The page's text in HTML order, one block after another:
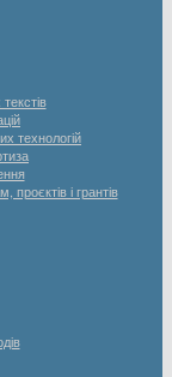
технологій
і грантів